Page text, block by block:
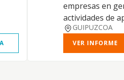
empresas en
actividades de
GUIPUZCOA
VER INFORME